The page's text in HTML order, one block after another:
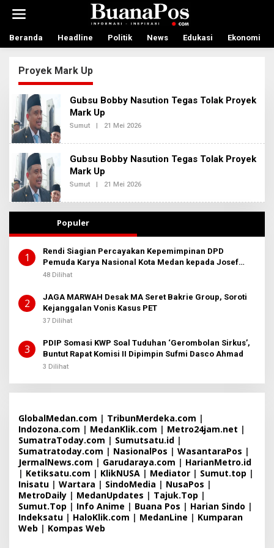
t
Beranda Headline Politik News Edukasi Ekonomi
Proyek Mark Up
Gubsu Bobby Nasution Tegas Tolak Proyek
Mark Up
Sumut | 21 Mei 2026
E
A
B
E
T
Gubsu Bobby Nasution Tegas Tolak Proyek
Mark Up
Sumut | 21 Mei 2026
E
H
D
K
S
Populer
1
Rendi Siagian Percayakan Kepemimpinan DPD
Pemuda Karya Nasional Kota Medan kepada Josef
Sembiring
48 Dilihat
2
JAGA MARWAH Desak MA Seret Bakrie Group, Soroti
Kejanggalan Vonis Kasus PET
37 Dilihat
3
PDIP Somasi KWP Soal Tuduhan ‘Gerombolan Sirkus’,
Buntut Rapat Komisi II Dipimpin Sufmi Dasco Ahmad
3 Dilihat
GlobalMedan.com | TribunMerdeka.com |
Indozona.com | MedanKlik.com | Metro24jam.net |
SumatraToday.com | Sumutsatu.id |
Sumatratoday.com | NasionalPos | WasantaraPos |
JermalNews.com | Garudaraya.com | HarianMetro.id
| Ketiksatu.com | KlikNUSA | Mediator | Sumut.top |
Inisatu | Wartara | SindoMedia | NusaPos |
MetroDaily | MedanUpdates | Tajuk.Top |
Sumut.Top | Info Anime | Buana Pos | Harian Sindo |
Indeksatu | HaloKlik.com | MedanLine | Kumparan
Web | Kompas Web